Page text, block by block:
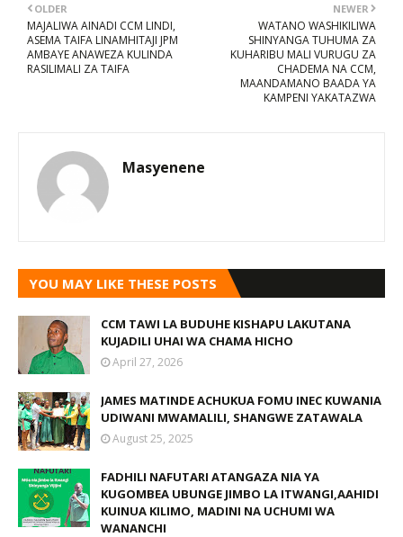
NEWER
WATANO WASHIKILIWA
SHINYANGA TUHUMA ZA
KUHARIBU MALI VURUGU ZA
CHADEMA NA CCM,
MAANDAMANO BAADA YA
KAMPENI YAKATAZWA
OLDER
MAJALIWA AINADI CCM LINDI,
ASEMA TAIFA LINAMHITAJI JPM
AMBAYE ANAWEZA KULINDA
RASILIMALI ZA TAIFA
Masyenene
YOU MAY LIKE THESE POSTS
CCM TAWI LA BUDUHE KISHAPU LAKUTANA
KUJADILI UHAI WA CHAMA HICHO
April 27, 2026
JAMES MATINDE ACHUKUA FOMU INEC KUWANIA
UDIWANI MWAMALILI, SHANGWE ZATAWALA
August 25, 2025
FADHILI NAFUTARI ATANGAZA NIA YA
KUGOMBEA UBUNGE JIMBO LA ITWANGI,AAHIDI
KUINUA KILIMO, MADINI NA UCHUMI WA
WANANCHI